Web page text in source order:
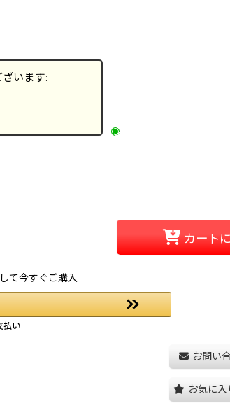
ざいます:
カート
て今すぐご購入
お問い
お気に